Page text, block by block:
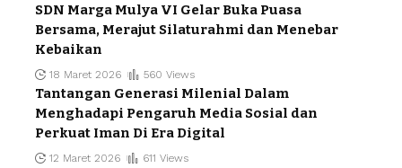
SDN Marga Mulya VI Gelar Buka Puasa
Bersama, Merajut Silaturahmi dan Menebar
Kebaikan
18 Maret 2026 560 Views
Tantangan Generasi Milenial Dalam
Menghadapi Pengaruh Media Sosial dan
Perkuat Iman Di Era Digital
12 Maret 2026 611 Views